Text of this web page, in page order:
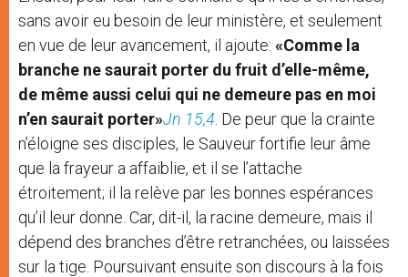
sans avoir eu besoin de leur ministère, et seulement
en vue de leur avancement, il ajoute: «Comme la
branche ne saurait porter du fruit d’elle-même,
de même aussi celui qui ne demeure pas en moi
n’en saurait porter»Jn 15,4 . De peur que la crainte
n’éloigne ses disciples, le Sauveur fortifie leur âme
que la frayeur a affaiblie, et il se l’attache
étroitement; il la relève par les bonnes espérances
qu’il leur donne. Car, dit-il, la racine demeure, mais il
dépend des branches d’être retranchées, ou laissées
sur la tige. Poursuivant ensuite son discours à la fois